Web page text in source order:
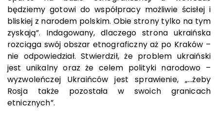
będziemy gotowi do współpracy możliwie ścisłej i
bliskiej z narodem polskim. Obie strony tylko na tym
zyskają”. Indagowany, dlaczego strona ukraińska
rozciąga swój obszar etnograficzny aż po Kraków –
nie odpowiedział. Stwierdził, że problem ukraiński
jest unikalny oraz że celem polityki narodowo –
wyzwoleńczej Ukraińców jest sprawienie, „…żeby
Rosja także pozostała w swoich granicach
etnicznych”.